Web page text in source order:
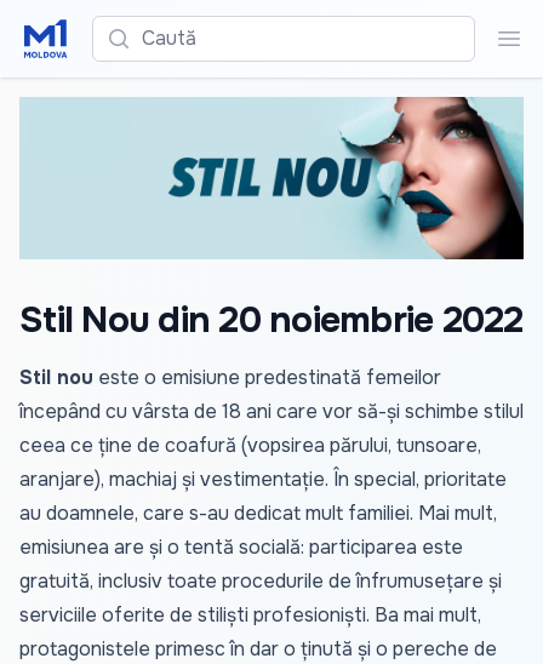
Caută
Stil Nou din 20 noiembrie 2022
Stil nou este o emisiune predestinată femeilor
începând cu vârsta de 18 ani care vor să-și schimbe stilul
ceea ce ține de coafură (vopsirea părului, tunsoare,
aranjare), machiaj și vestimentație. În special, prioritate
au doamnele, care s-au dedicat mult familiei. Mai mult,
emisiunea are și o tentă socială: participarea este
gratuită, inclusiv toate procedurile de înfrumusețare și
serviciile oferite de stiliști profesioniști. Ba mai mult,
protagonistele primesc în dar o ținută și o pereche de